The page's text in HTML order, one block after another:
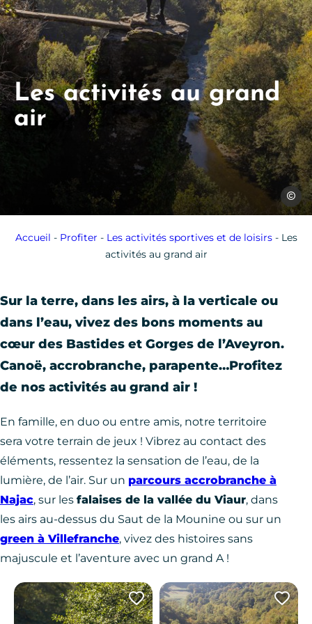
Les activités au grand
air
Accueil - Profiter - Les activités sportives et de loisirs- Les
activités au grand air
Sur la terre, dans les airs, à la verticale ou
dans l’eau, vivez des bons moments au
cœur des Bastides et Gorges de l’Aveyron.
Canoë, accrobranche, parapente…Profitez
de nos activités au grand air !
En famille, en duo ou entre amis, notre territoire
sera votre terrain de jeux ! Vibrez au contact des
éléments, ressentez la sensation de l’eau, de la
lumière, de l’air. Sur un parcours accrobranche à
Najac, sur les falaises de la vallée du Viaur, dans
les airs au-dessus du Saut de la Mounine ou sur un
green à Villefranche, vivez des histoires sans
majuscule et l’aventure avec un grand A !
Ajouter cette page au